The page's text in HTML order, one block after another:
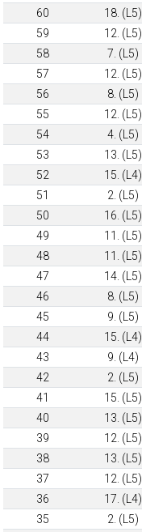
60
18. (L5)
59
12. (L5)
58
7. (L5)
57
12. (L5)
56
8. (L5)
55
12. (L5)
54
4. (L5)
53
13. (L5)
52
15. (L4)
51
2. (L5)
50
16. (L5)
49
11. (L5)
48
11. (L5)
47
14. (L5)
46
8. (L5)
45
9. (L5)
44
15. (L4)
43
9. (L4)
42
2. (L5)
41
15. (L5)
40
13. (L5)
39
12. (L5)
38
13. (L5)
37
12. (L5)
36
17. (L4)
35
2. (L5)